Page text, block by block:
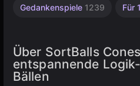
Gedankenspiele 1239 Für
Über SortBalls
entspannende
Bällen